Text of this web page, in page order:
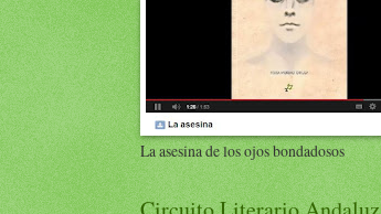
La asesina de los ojos bondadosos